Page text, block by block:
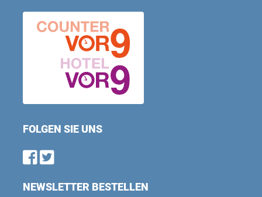
FOLGEN SIE UNS
Find us on Facebook
Follow us on Twitter
NEWSLETTER BESTELLEN